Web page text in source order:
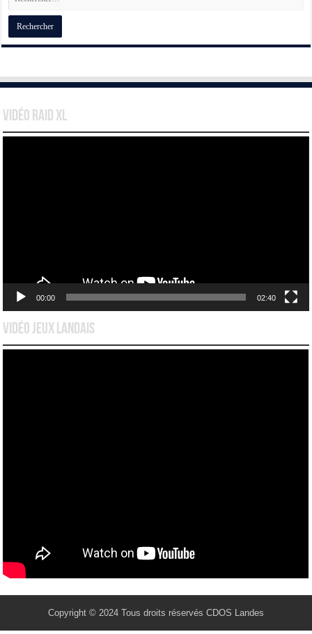
Vidéo Raid XL
00:00 02:40
Vidéo Jeux Landais
Copyright © 2024 Tous droits réservés CDOS Landes